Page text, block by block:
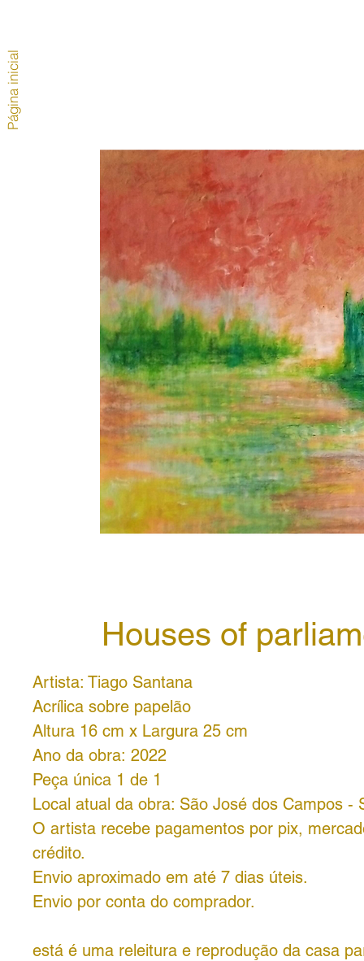
Houses of
Artista: Tiago Santana
Acrílica sobre papelão
Altura 16 cm x Largura 25 cm
Ano da obra: 2022
Peça única 1 de 1
Local atual da obra: São José dos Campos -
O artista recebe pagamentos por pix,
crédito.
Envio aproximado em até 7 dias úteis.
Envio por conta do comprador.
está é uma releitura e reprodução da casa
Página inicial